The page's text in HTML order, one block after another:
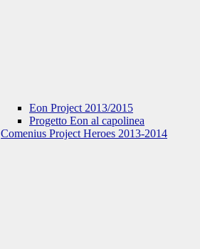
Eon Project 2013/2015
Progetto Eon al capolinea
Comenius Project Heroes 2013-2014